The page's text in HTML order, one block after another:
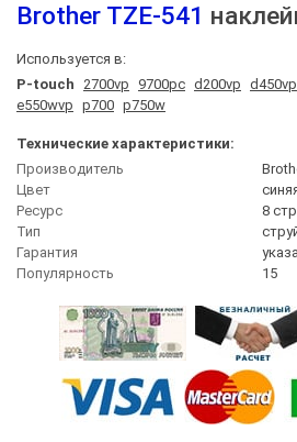
Brother TZE-541
Используется в:
P-touch 2700vp 9700pc d200vp d450vp
e550wvp p700 p750w
Технические характеристики:
Производитель
Цвет
Ресурс
8
Тип
Гарантия
Популярность
15